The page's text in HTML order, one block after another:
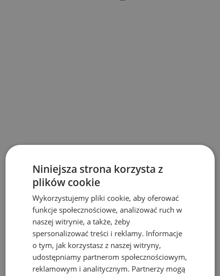
Niniejsza strona korzysta z
plików cookie
Wykorzystujemy pliki cookie, aby oferować
funkcje społecznościowe, analizować ruch w
naszej witrynie, a także, żeby
spersonalizować treści i reklamy. Informacje
o tym, jak korzystasz z naszej witryny,
udostępniamy partnerom społecznościowym,
reklamowym i analitycznym. Partnerzy mogą